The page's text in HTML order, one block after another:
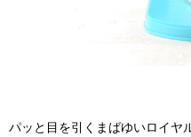
パッと目を引くまばゆいロイヤ